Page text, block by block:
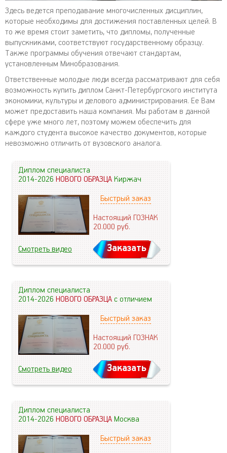
Здесь ведется преподавание многочисленных дисциплин,
которые необходимы для достижения поставленных целей. В
то же время стоит заметить, что дипломы, полученные
выпускниками, соответствуют государственному образцу.
Также программы обучения отвечают стандартам,
установленным Минобразования.
Ответственные молодые люди всегда рассматривают для себя
возможность купить диплом Санкт-Петербургского института
экономики, культуры и делового администрирования. Ее Вам
может предоставить наша компания. Мы работам в данной
сфере уже много лет, поэтому можем обеспечить для
каждого студента высокое качество документов, которые
невозможно отличить от вузовского аналога.
Диплом специалиста
2014-2026НОВОГО ОБРАЗЦАКиржач
Быстрый заказ
Настоящий ГОЗНАК
20.000руб.
Смотреть видео Заказать
Диплом специалиста
2014-2026НОВОГО ОБРАЗЦАс отличием
Быстрый заказ
Настоящий ГОЗНАК
20.000руб.
Смотреть видео Заказать
Диплом специалиста
2014-2026НОВОГО ОБРАЗЦАМосква
Быстрый заказ